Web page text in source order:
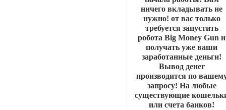
ничего вкладывать не
нужно! от вас только
требуется запустить
робота Big Money Gun и
получать уже ваши
заработанные деньги!
Вывод денег
производится по
запросу! На любые
существующие
или счета банков!